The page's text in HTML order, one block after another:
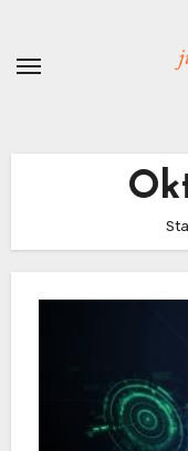
springen